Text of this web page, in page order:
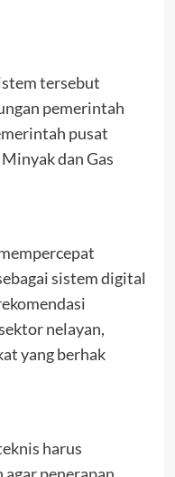
tersebut
pemerintah
pusat
dan Gas
sistem digital
nelayan,
yang berhak
harus